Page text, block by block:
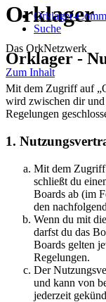
Orklager
Das OrkNetzwerk
Zum Inhalt
Orklager-
Suche
Orklager -
Mit dem Zugriff auf
wird zwischen dir
Regelungen
1.
Mit dem Zugriff
schließt du
Boards ab (im
den
Wenn du mit
darfst du das
Boards gelten
Regelungen.
Der
und kann von
jederzeit